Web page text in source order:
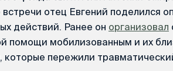
отец Евгений поделился
действий. Ранее он организовал
помощи мобилизованным и их
пережили